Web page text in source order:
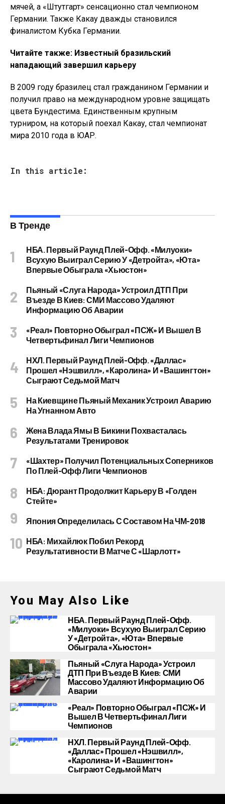
мячей, а «Штутгарт» сенсационно стал чемпионом
Германии. Также Какау дважды становился
финалистом Кубка Германии.
Читайте также: Известный бразильский
нападающий завершил карьеру
В 2009 году бразилец стал гражданином Германии и
получил право на международном уровне защищать
цвета Бундестима. Единственным крупным
турниром, на который поехал Какау, стал чемпионат
мира 2010 года в ЮАР.
In this article:
В Тренде
НБА. Первый Раунд Плей-Офф. «Милуоки»
Всухую Выиграл Серию У «Детройта», «Юта»
Впервые Обыграла «Хьюстон»
Пьяный «слуга Народа» Устроил ДТП При
Въезде В Киев: СМИ Массово Удаляют
Информацию Об Аварии
«Реал» Повторно Обыграл «ПСЖ» И Вышел В
Четвертьфинал Лиги Чемпионов
НХЛ. Первый Раунд Плей-Офф. «Даллас»
Прошел «Нэшвилл», «Каролина» И «Вашингтон»
Сыграют Седьмой Матч
На Киевщине Пьяный Механик Устроил Аварию
На Угнанном Авто
Жена Влада Ямы В Бикини Похвасталась
Результатами Тренировок
«Шахтер» Получил Потенциальных Соперников
По Плей-Офф Лиги Чемпионов
НБА: Дюрант Продолжит Карьеру В «Голден
Стейте»
Япония Определилась С Составом На ЧМ-2018
НБА: Михайлюк Побил Рекорд
Результативности В Матче С «Шарлотт»
You May Also Like
НБА. Первый Раунд Плей-Офф.
«Милуоки» Всухую Выиграл Серию
У «Детройта», «Юта» Впервые
Обыграла «Хьюстон»
Пьяный «слуга Народа» Устроил
ДТП При Въезде В Киев: СМИ
Массово Удаляют Информацию Об
Аварии
«Реал» Повторно Обыграл «ПСЖ» И
Вышел В Четвертьфинал Лиги
Чемпионов
НХЛ. Первый Раунд Плей-Офф.
«Даллас» Прошел «Нэшвилл»,
«Каролина» И «Вашингтон»
Сыграют Седьмой Матч